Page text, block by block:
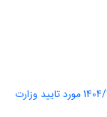
فصلنامه سیاستگذاری پیشرفت شهری در تاریخ 1404/10/16 مورد تایید وزارت